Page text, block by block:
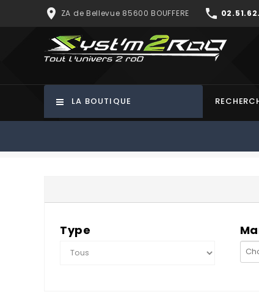
place ZA de Bellevue 85600 BOUFFERE phone
LA BOUTIQUE
Type